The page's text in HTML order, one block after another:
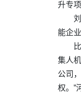
升专
能企
集人
公司
权。”